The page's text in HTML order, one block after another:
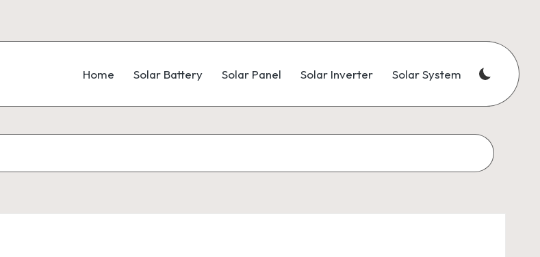
Home Solar Battery Solar Panel Solar Inverter Solar System